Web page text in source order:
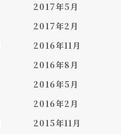
2017年5月
2017年2月
2016年11月
2016年8月
2016年5月
2016年2月
2015年11月